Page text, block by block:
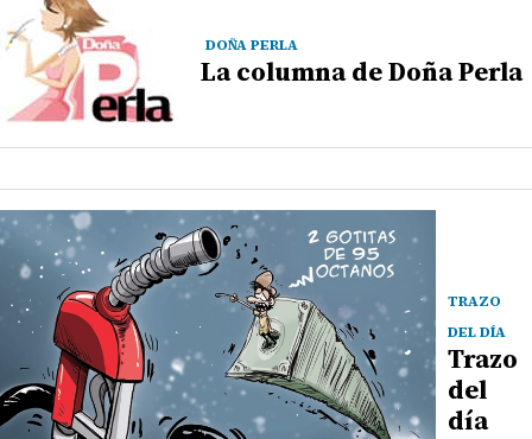
DOÑA PERLA
La columna de Doña Perla
TRAZO
DEL DÍA
Trazo
del
día